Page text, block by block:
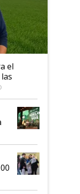
el
veo